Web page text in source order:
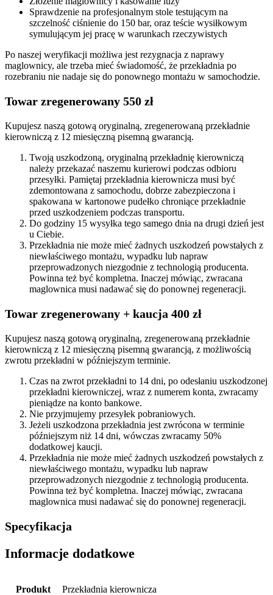
Sprawdzenie na profesjonalnym stole testującym na
szczelność ciśnienie do 150 bar, oraz teście wysiłkowym
symulującym jej pracę w warunkach rzeczywistych
Po naszej weryfikacji możliwa jest rezygnacja z naprawy
maglownicy, ale trzeba mieć świadomość, że przekładnia po
rozebraniu nie nadaje się do ponownego montażu w samochodzie.
Towar zregenerowany 550 zł
Kupujesz naszą gotową oryginalną, zregenerowaną przekładnie
kierowniczą z 12 miesięczną pisemną gwarancją.
Twoją uszkodzoną, oryginalną przekładnię kierowniczą
należy przekazać naszemu kurierowi podczas odbioru
przesyłki. Pamiętaj przekładnia kierownicza musi być
zdemontowana z samochodu, dobrze zabezpieczona i
spakowana w kartonowe pudełko chroniące przekładnie
przed uszkodzeniem podczas transportu.
Do godziny 15 wysyłka tego samego dnia na drugi dzień jest
u Ciebie.
Przekładnia nie może mieć żadnych uszkodzeń powstałych z
niewłaściwego montażu, wypadku lub napraw
przeprowadzonych niezgodnie z technologią producenta.
Powinna też być kompletna. Inaczej mówiąc, zwracana
maglownica musi nadawać się do ponownej regeneracji.
Towar zregenerowany + kaucja 400 zł
Kupujesz naszą gotową oryginalną, zregenerowaną przekładnie
kierowniczą z 12 miesięczną pisemną gwarancją, z możliwością
zwrotu przekładni w późniejszym terminie.
Czas na zwrot przekładni to 14 dni, po odesłaniu uszkodzonej
przekładni kierowniczej, wraz z numerem konta, zwracamy
pieniądze na konto bankowe.
Nie przyjmujemy przesyłek pobraniowych.
Jeżeli uszkodzona przekładnia jest zwrócona w terminie
późniejszym niż 14 dni, wówczas zwracamy 50%
dodatkowej kaucji.
Przekładnia nie może mieć żadnych uszkodzeń powstałych z
niewłaściwego montażu, wypadku lub napraw
przeprowadzonych niezgodnie z technologią producenta.
Powinna też być kompletna. Inaczej mówiąc, zwracana
maglownica musi nadawać się do ponownej regeneracji.
Specyfikacja
Informacje dodatkowe
Produkt Przekładnia kierownicza